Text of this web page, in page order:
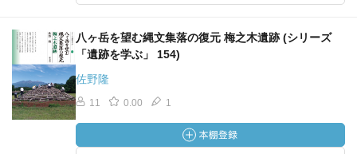
八ヶ岳を望む縄文集落の復元 梅之木遺跡 (シリーズ
「遺跡を学ぶ」 154)
佐野隆
11 0.00 1